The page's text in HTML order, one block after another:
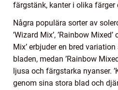
färgstänk, kanter i olika färger
Några populära sorter av
’Wizard Mix’, ’Rainbow Mixed’
Mix’ erbjuder en bred
bladen, medan ’Rainbow
ljusa och färgstarka nyanser.
genom sina stora blad och